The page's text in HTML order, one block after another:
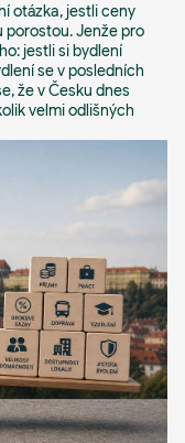
otázka, jestli ceny
porostou. Jenže pro
jestli si bydlení
se v posledních
že v Česku dnes
velmi odlišných